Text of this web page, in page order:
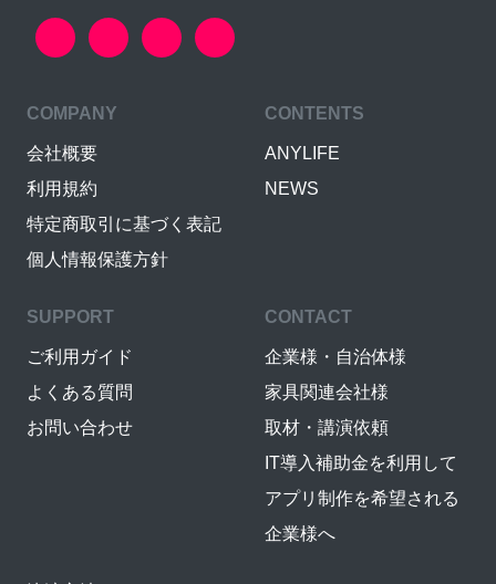
COMPANY
会社概要
利用規約
特定商取引に基づく表記
個人情報保護方針
CONTENTS
ANYLIFE
NEWS
SUPPORT
ご利用ガイド
よくある質問
お問い合わせ
CONTACT
企業様・自治体様
家具関連会社様
取材・講演依頼
IT導入補助金を利用して
アプリ制作を希望される
企業様へ